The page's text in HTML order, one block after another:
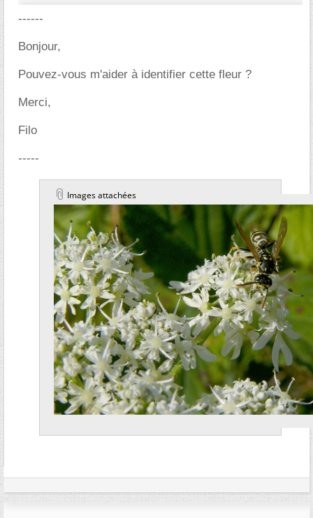
------
Bonjour,
Pouvez-vous m'aider à identifier cette fleur ?
Merci,
Filo
-----
Images attachées